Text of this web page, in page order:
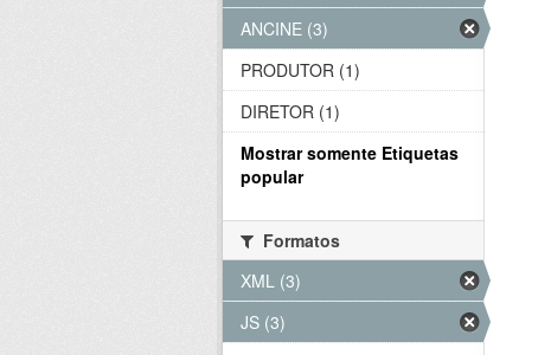
ANCINE (3)
PRODUTOR (1)
DIRETOR (1)
Mostrar somente Etiquetas
popular
Formatos
XML (3)
JS (3)